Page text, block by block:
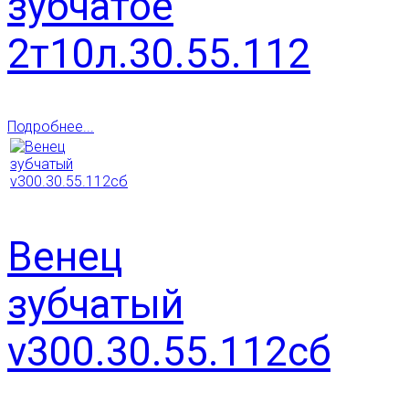
2т10л.30.55.112
Подробнее...
Венец
зубчатый
v300.30.55.112сб